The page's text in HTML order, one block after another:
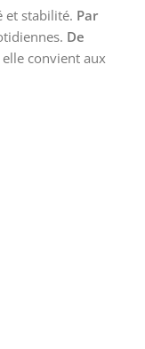
et stabilité. Par
De
elle convient aux